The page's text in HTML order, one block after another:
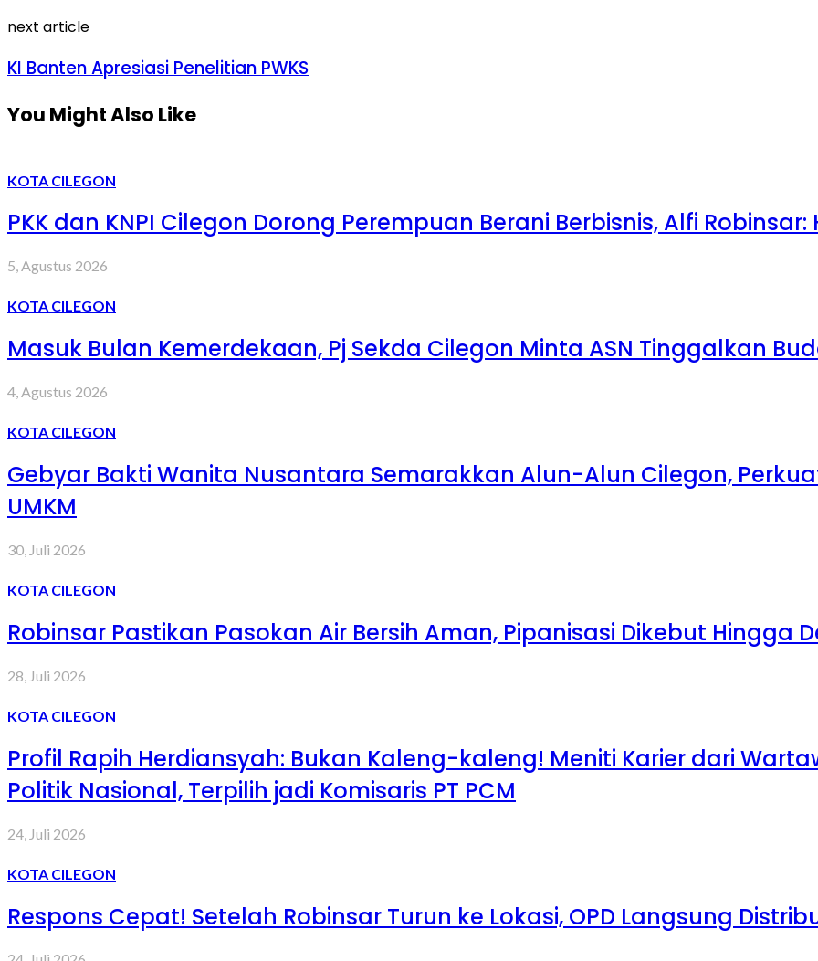
next article
KI Banten Apresiasi Penelitian PWKS
You Might Also Like
KOTA CILEGON
PKK dan KNPI Cilegon Dorong Perempuan Berani Berbisnis, Alfi
5, Agustus 2026
KOTA CILEGON
Masuk Bulan Kemerdekaan, Pj Sekda Cilegon Minta ASN Tinggalkan
4, Agustus 2026
KOTA CILEGON
Gebyar Bakti Wanita Nusantara Semarakkan Alun-Alun Cilegon,
UMKM
30, Juli 2026
KOTA CILEGON
Robinsar Pastikan Pasokan Air Bersih Aman, Pipanisasi Dikebut Hingga
28, Juli 2026
KOTA CILEGON
Profil Rapih Herdiansyah: Bukan Kaleng-kaleng! Meniti Karier dari
Politik Nasional, Terpilih jadi Komisaris PT PCM
24, Juli 2026
KOTA CILEGON
Respons Cepat! Setelah Robinsar Turun ke Lokasi, OPD Langsung